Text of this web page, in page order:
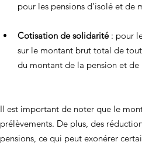
pour les pensions d’isolé et de
Cotisation de solidarité : pour
sur le montant brut total de
du montant de la pension et
Il est important de noter que le
prélèvements. De plus, des
pensions, ce qui peut exonérer